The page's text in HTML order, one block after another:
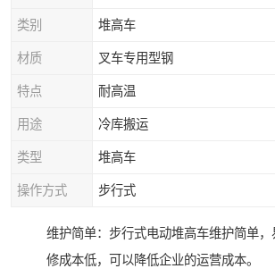
类别 堆高车
材质 叉车专用型钢
特点 耐高温
用途 冷库搬运
类型 堆高车
操作方式 步行式
维护简单：步行式电动堆高车维护简单
修成本低，可以降低企业的运营成本。